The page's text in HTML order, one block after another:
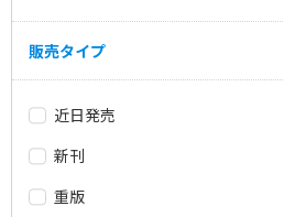
販売タイプ
近日発売
新刊
重版